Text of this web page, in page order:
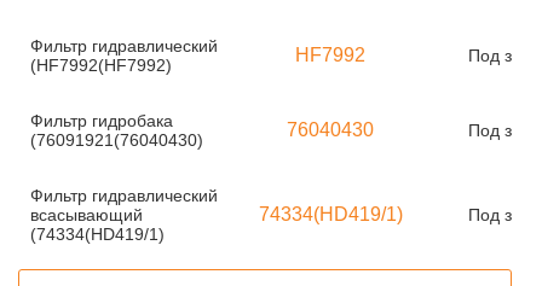
Фильтр гидравлический
(HF7992(HF7992)
HF7992 Под
Фильтр гидробака
(76091921(76040430)
76040430 Под
Фильтр гидравлический
всасывающий
(74334(HD419/1)
74334(HD419/1) Под